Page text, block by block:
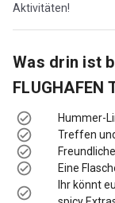
Aktivitäten!
Was drin ist
FLUGHAFEN
Hummer-
Treffen
Eine
Ihr könnt